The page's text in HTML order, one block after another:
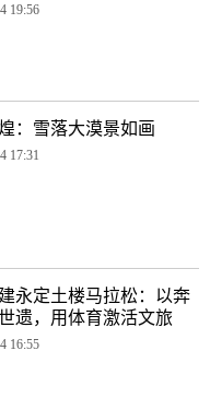
19:56
：雪落大漠景如画
17:31
永定土楼马拉松：以奔
遗，用体育激活文旅
16:55